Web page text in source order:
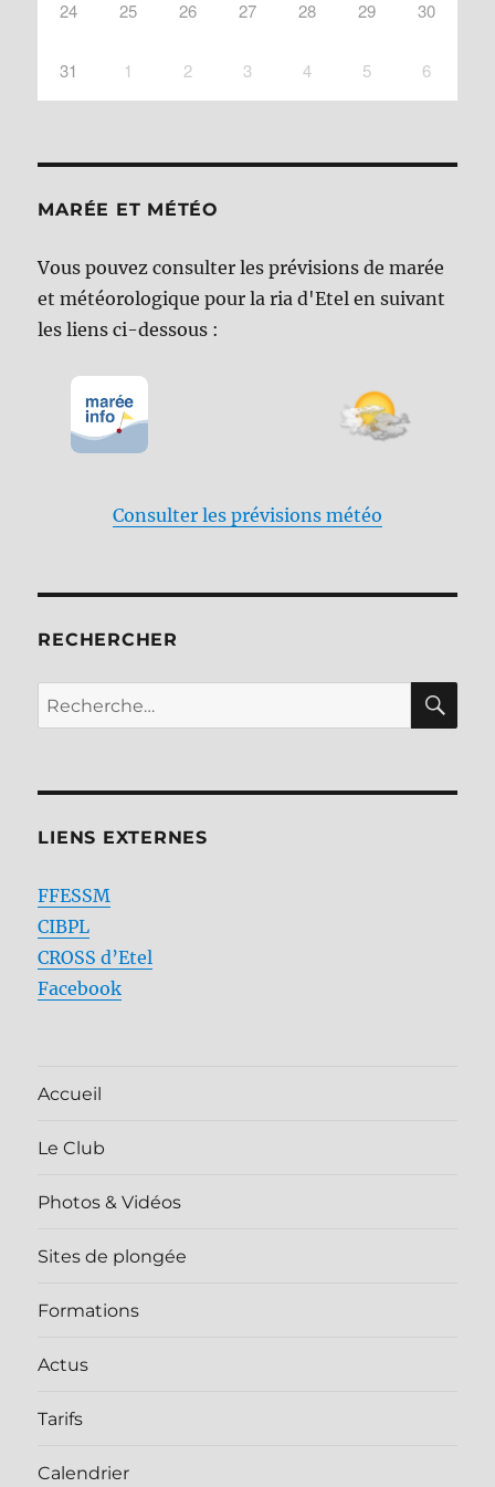
24 25 26 27 28 29 30
31 1 2 3 4 5 6
MARÉE ET MÉTÉO
Vous pouvez consulter les prévisions de marée
et météorologique pour la ria d'Etel en suivant
les liens ci-dessous :
Consulter les prévisions météo
RECHERCHER
Recherche
pour :
LIENS EXTERNES
FFESSM
CIBPL
CROSS d’Etel
Facebook
Accueil
Le Club
Photos & Vidéos
Sites de plongée
Formations
Actus
Tarifs
Calendrier